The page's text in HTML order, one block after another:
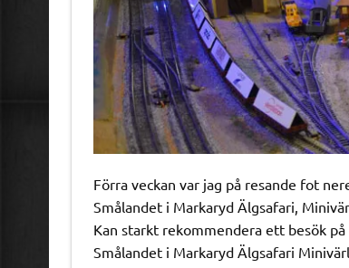
Förra veckan var jag på resande fot
Smålandet i Markaryd Älgsafari,
Kan starkt rekommendera ett besök
Smålandet i Markaryd Älgsafari